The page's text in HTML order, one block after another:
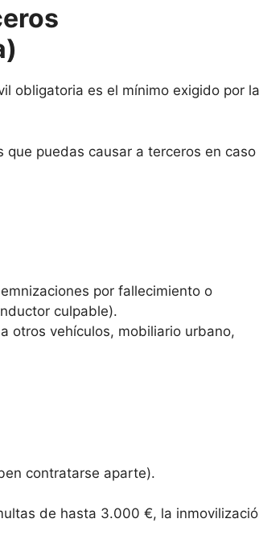
obligatoria es el mínimo exigido por la
puedas causar a terceros en caso
por fallecimiento o
culpable).
otros vehículos, mobiliario urbano,
contratarse aparte).
de hasta 3.000 €, la